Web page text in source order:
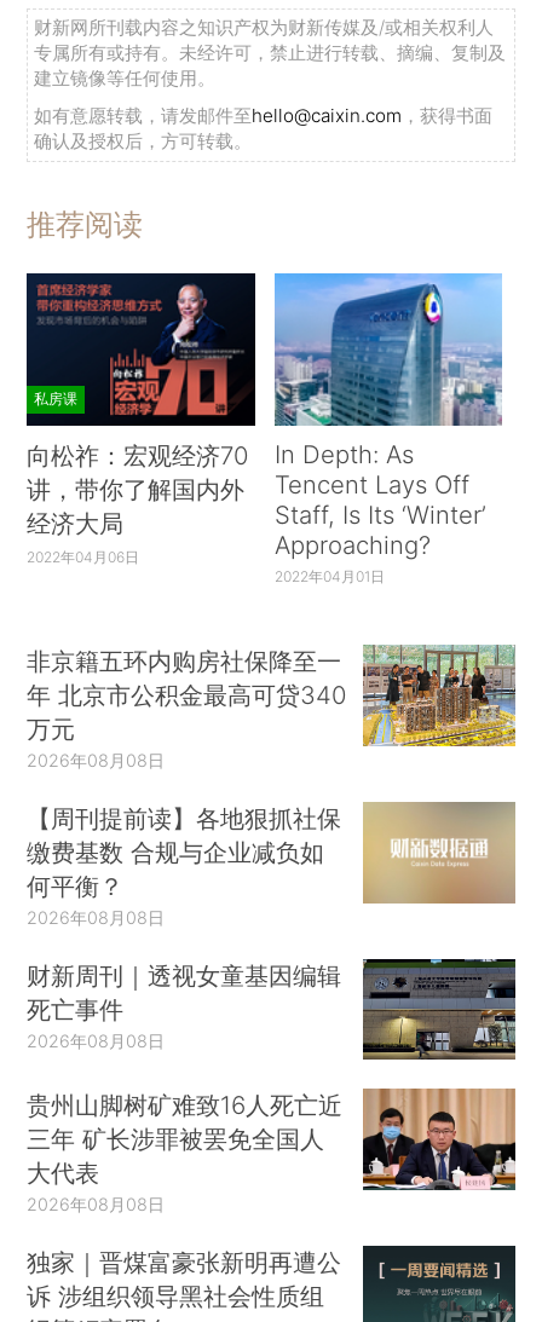
财新网所刊载内容之知识产权为财新传媒及/或相关权利人
专属所有或持有。未经许可，禁止进行转载、摘编、复制及
建立镜像等任何使用。
如有意愿转载，请发邮件至hello@caixin.com ，获得书面
确认及授权后，方可转载。
推荐阅读
私房课
向松祚：宏观经济70
讲，带你了解国内外
经济大局
2022年04月06日
In Depth: As
Tencent Lays Off
Staff, Is Its ‘Winter’
Approaching?
2022年04月01日
非京籍五环内购房社保降至一
年 北京市公积金最高可贷340
万元
2026年08月08日
【周刊提前读】各地狠抓社保
缴费基数 合规与企业减负如
何平衡？
2026年08月08日
财新周刊｜透视女童基因编辑
死亡事件
2026年08月08日
贵州山脚树矿难致16人死亡近
三年 矿长涉罪被罢免全国人
大代表
2026年08月08日
独家｜晋煤富豪张新明再遭公
诉 涉组织领导黑社会性质组